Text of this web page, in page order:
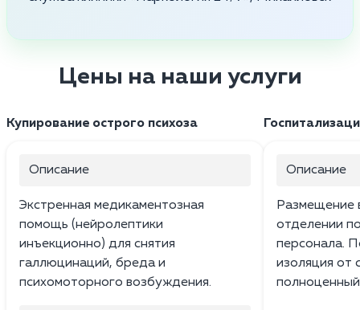
Цены на наши услуги
Купирование острого психоза
Описание
Экстренная медикаментозная
помощь (нейролептики
инъекционно) для снятия
галлюцинаций, бреда и
психомоторного возбуждения.
Описание
Размещение
отделении
персонала.
изоляция от